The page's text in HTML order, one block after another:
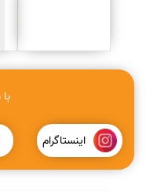
اینستاگرام